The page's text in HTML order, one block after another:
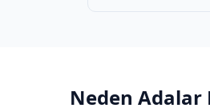
Neden Adalar